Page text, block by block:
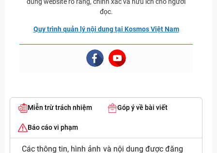
đọc.
Quy trình quản lý nội dung tại Kosmos Việt Nam
Miễn trừ trách nhiệm Góp ý về bài viết
Báo cáo vi phạm
Các thông tin, hình ảnh và nội dung được đăng